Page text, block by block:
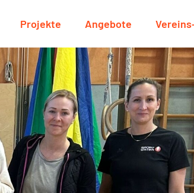
Projekte Angebote